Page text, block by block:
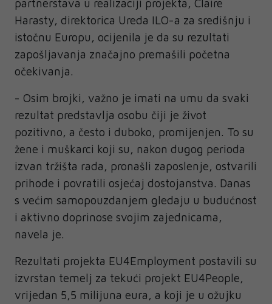
partnerstava u realizaciji projekta, Claire
Harasty, direktorica Ureda ILO-a za središnju i
istočnu Europu, ocijenila je da su rezultati
zapošljavanja značajno premašili početna
očekivanja.
- Osim brojki, važno je imati na umu da svaki
rezultat predstavlja osobu čiji je život
pozitivno, a često i duboko, promijenjen. To su
žene i muškarci koji su, nakon dugog perioda
izvan tržišta rada, pronašli zaposlenje, ostvarili
prihode i povratili osjećaj dostojanstva. Danas
s većim samopouzdanjem gledaju u budućnost
i aktivno doprinose svojim zajednicama,
navela je.
Rezultati projekta EU4Employment postavili su
izvrstan temelj za tekući projekt EU4People,
vrijedan 5,5 milijuna eura, a koji je u ožujku